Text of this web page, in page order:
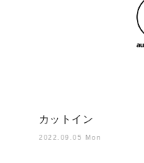
カットイン
2022.09.05 Mon